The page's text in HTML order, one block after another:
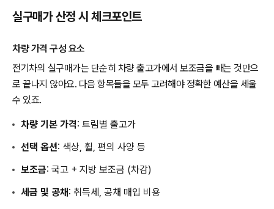
실구매가 산정 시 체크포인트
차량 가격 구성 요소
전기차의 실구매가는 단순히 차량 출고가에서 보조금을 빼는 것만으
로 끝나지 않아요. 다음 항목들을 모두 고려해야 정확한 예산을 세울
수 있죠.
차량 기본 가격: 트림별 출고가
선택 옵션: 색상, 휠, 편의 사양 등
보조금: 국고 + 지방 보조금 (차감)
세금 및 공채: 취득세, 공채 매입 비용